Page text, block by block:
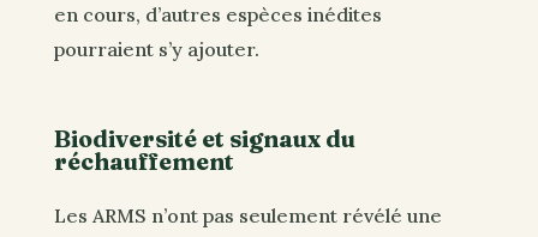
en cours, d’autres espèces inédites
pourraient s’y ajouter.
Biodiversité et signaux du
réchauffement
Les ARMS n’ont pas seulement révélé une